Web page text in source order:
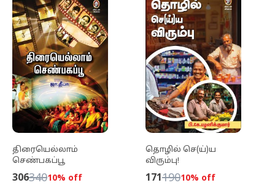
திரையெல்லாம்
செண்பகப்பூ
30634010% off
தொழில் செ(ய்)ய
விரும்பு!
17119010% off